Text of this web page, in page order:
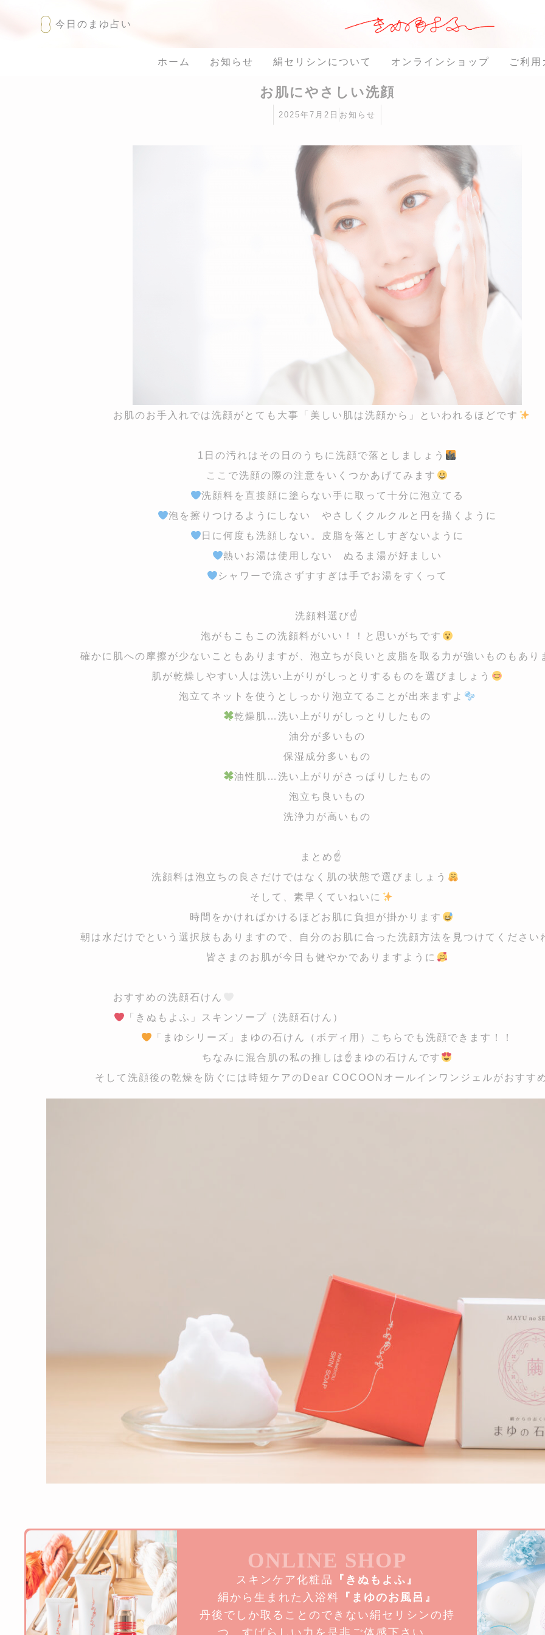
今日の まゆ占い
ホーム お知らせ 絹セリシンについて オンラインショップ ご利用
お肌にやさしい洗顔
2025年7月2日 お知らせ
お肌のお手入れでは洗顔がとても大事「美しい肌は洗顔から」といわれるほどです
1日の汚れはその日のうちに洗顔で落としましょう
ここで洗顔の際の注意をいくつかあげてみます
洗顔料を直接顔に塗らない手に取って十分に泡立てる
泡を擦りつけるようにしない やさしくクルクルと円を描くように
日に何度も洗顔しない。皮脂を落としすぎないように
熱いお湯は使用しない ぬるま湯が好ましい
シャワーで流さずすすぎは手でお湯をすくって
洗顔料選び☝️
泡がもこもこの洗顔料がいい！！と思いがちです
確かに肌への摩擦が少ないこともありますが、泡立ちが良いと皮脂を取る力が強いものもあり
肌が乾燥しやすい人は洗い上がりがしっとりするものを選びましょう
泡立てネットを使うとしっかり泡立てることが出来ますよ
乾燥肌…洗い上がりがしっとりしたもの
油分が多いもの
保湿成分多いもの
油性肌…洗い上がりがさっぱりしたもの
泡立ち良いもの
洗浄力が高いもの
まとめ☝️
洗顔料は泡立ちの良さだけではなく肌の状態で選びましょう
そして、素早くていねいに
時間をかければかけるほどお肌に負担が掛かります
朝は水だけでという選択肢もありますので、自分のお肌に合った洗顔方法を見つけてください
皆さまのお肌が今日も健やかでありますように
おすすめの洗顔石けん
「きぬもよふ」スキンソープ（洗顔石けん）
「まゆシリーズ」まゆの石けん（ボディ用）こちらでも洗顔できます！！
ちなみに混合肌の私の推しは☝ まゆの石けんです
そして洗顔後の乾燥を防ぐには時短ケアのDear COCOONオールインワンジェルがおすす
ONLINE SHOP
スキンケア化粧品
『きぬもよふ』
絹から生まれた入浴料 『まゆのお風呂』
丹後でしか取ることのできない絹セリシンの持
つ、すばらしい力を是非ご体感下さい。